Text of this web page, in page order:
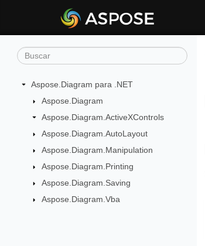
Aspose.Diagram para .NET
Aspose.Diagram
Aspose.Diagram.ActiveXControls
Aspose.Diagram.AutoLayout
Aspose.Diagram.Manipulation
Aspose.Diagram.Printing
Aspose.Diagram.Saving
Aspose.Diagram.Vba